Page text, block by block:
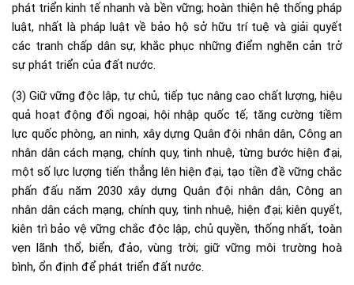
phát triển kinh tế nhanh và bền vững; hoàn thiện hệ thống pháp
luật, nhất là pháp luật về bảo hộ sở hữu trí tuệ và giải quyết
các tranh chấp dân sự, khắc phục những điểm nghẽn cản trở
sự phát triển của đất nước.
(3) Giữ vững độc lập, tự chủ, tiếp tục nâng cao chất lượng, hiệu
quả hoạt động đối ngoại, hội nhập quốc tế; tăng cường tiềm
lực quốc phòng, an ninh, xây dựng Quân đội nhân dân, Công an
nhân dân cách mạng, chính quy, tinh nhuệ, từng bước hiện đại,
một số lực lượng tiến thẳng lên hiện đại, tạo tiền đề vững chắc
phấn đấu năm 2030 xây dựng Quân đội nhân dân, Công an
nhân dân cách mạng, chính quy, tinh nhuệ, hiện đại; kiên quyết,
kiên trì bảo vệ vững chắc độc lập, chủ quyền, thống nhất, toàn
vẹn lãnh thổ, biển, đảo, vùng trời; giữ vững môi trường hoà
bình, ổn định để phát triển đất nước.